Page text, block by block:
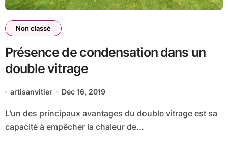
Non classé
Présence de condensation dans un
double vitrage
artisanvitier Déc 16, 2019
L’un des principaux avantages du double vitrage est sa
capacité à empêcher la chaleur de...